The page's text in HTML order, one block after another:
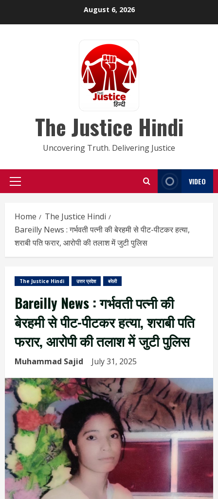
August 6, 2026
The Justice Hindi
Uncovering Truth. Delivering Justice
Primary
VIDEO
Home
The Justice Hindi
Bareilly News : गर्भवती पत्नी की बेरहमी से पीट-पीटकर हत्या,
शराबी पति फरार, आरोपी की तलाश में जुटी पुलिस
The Justice Hindi उत्तर प्रदेश बरेली
Bareilly News : गर्भवती पत्नी की
बेरहमी से पीट-पीटकर हत्या, शराबी पति
फरार, आरोपी की तलाश में जुटी पुलिस
Muhammad Sajid July 31, 2025